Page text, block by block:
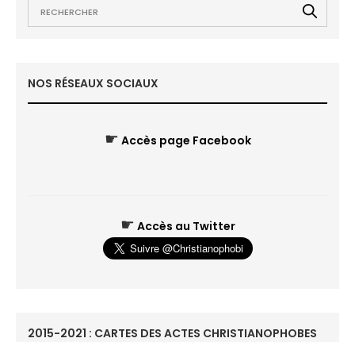
NOS RÉSEAUX SOCIAUX
☛ Accès page Facebook
☛ Accès au Twitter
2015-2021 : CARTES DES ACTES CHRISTIANOPHOBES